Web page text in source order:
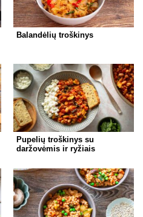
Balandėlių troškinys
Pupelių troškinys su
daržovėmis ir ryžiais